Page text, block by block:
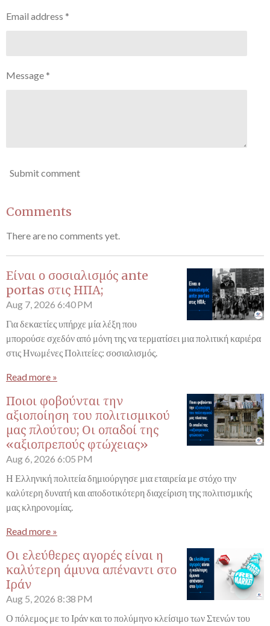
Email address *
Message *
Submit comment
Comments
There are no comments yet.
Είναι ο σοσιαλισμός ante
portas στις ΗΠΑ;
Aug 7, 2026 6:40 PM
Για δεκαετίες υπήρχε μία λέξη που
μπορούσε σχεδόν από μόνη της να τερματίσει μια πολιτική καριέρα
στις Ηνωμένες Πολιτείες: σοσιαλισμός.
Read more »
Ποιοι φοβούνται την
αξιοποίηση του πολιτισμικού
μας πλούτου; Οι οπαδοί της
«αξιοπρεπούς φτώχειας»
Aug 6, 2026 6:05 PM
Η Ελληνική πολιτεία δημιούργησε μια εταιρεία με στόχο την
καλύτερη δυνατή και αποδοτικότερη διαχείριση της πολιτισμικής
μας κληρονομίας.
Read more »
Οι ελεύθερες αγορές είναι η
καλύτερη άμυνα απέναντι στο
Ιράν
Aug 5, 2026 8:38 PM
Ο πόλεμος με το Ιράν και το πολύμηνο κλείσιμο των Στενών του